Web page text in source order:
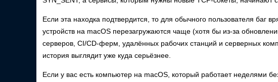
Если эта находка подтвердится, то для обычного пользователя баг
устройств на macOS перезагружаются чаще (хотя бы из-за
серверов, CI/CD-ферм, удалённых рабочих станций и серверных
история выглядит уже куда серьёзнее.
Если у вас есть компьютер на macOS, который работает неделями